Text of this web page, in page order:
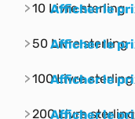
10 Livre sterling
Afficher le
50 Livre sterling
Afficher le
100 Livre sterling
Afficher le
200 Livre sterling
Afficher le